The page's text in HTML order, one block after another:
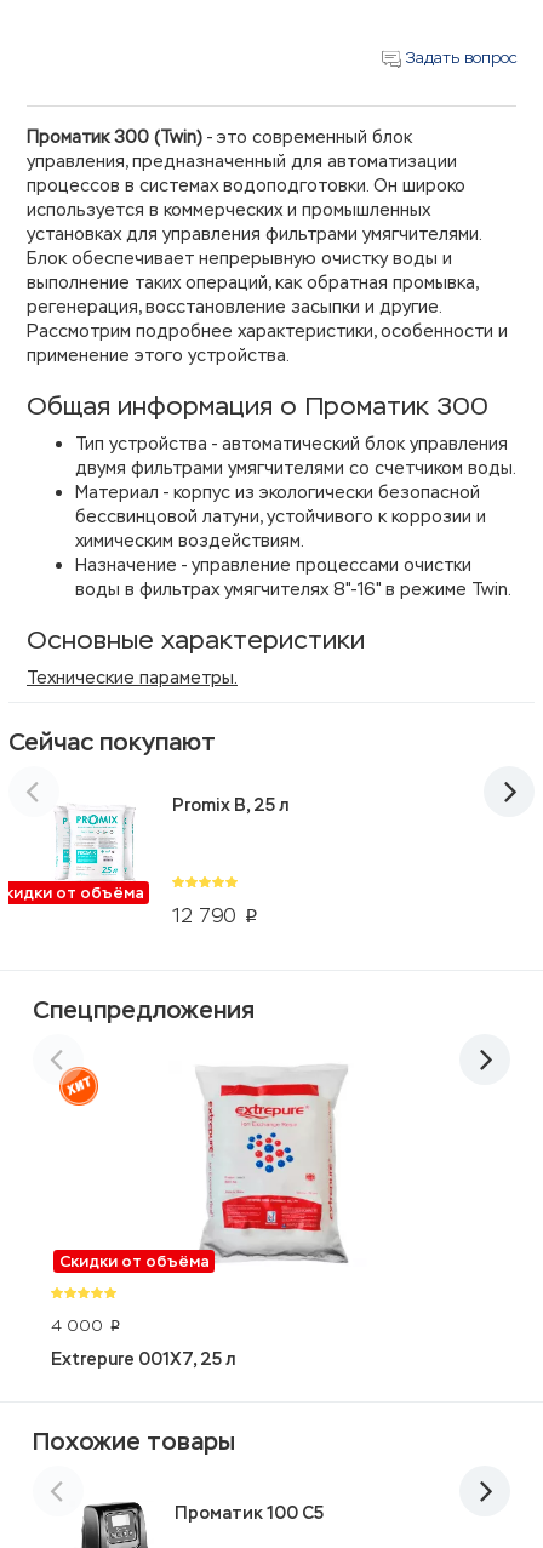
Задать вопрос
Проматик 300 (Twin) - это современный блок
управления, предназначенный для автоматизации
процессов в системах водоподготовки. Он широко
используется в коммерческих и промышленных
установках для управления фильтрами умягчителями.
Блок обеспечивает непрерывную очистку воды и
выполнение таких операций, как обратная промывка,
регенерация, восстановление засыпки и другие.
Рассмотрим подробнее характеристики, особенности и
применение этого устройства.
Общая информация о Проматик 300
Тип устройства - автоматический блок управления
двумя фильтрами умягчителями со счетчиком воды.
Материал - корпус из экологически безопасной
бессвинцовой латуни, устойчивого к коррозии и
химическим воздействиям.
Назначение - управление процессами очистки
воды в фильтрах умягчителях 8"-16" в режиме Twin.
Основные характеристики
Технические параметры.
Сейчас покупают
от объёма
12 790 p
Promix B, 25 л
Спецпредложения
Скидки от объёма
4 000 p
Extrepure 001X7, 25 л
Похожие товары
Проматик 100 С5